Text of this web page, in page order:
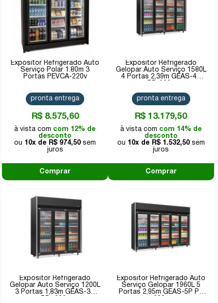
Expositor Refrigerado Auto
Serviço Polar 1.80m 3
Portas PEVCA-220v
R$ 8.575,60
com 12% de
desconto
10x de
R$ 974,50
pronta entrega
Comprar
Expositor Refrigerado
Gelopar Auto Serviço 1580L
4 Portas 2,39m GEAS-4P
R$ 13.179,50
com 14% de
desconto
10x de
R$ 1.532,50
pronta entrega
Comprar
Expositor Refrigerado
Gelopar Auto Serviço 1200L
3 Portas 1,83m GEAS-3P
Expositor Refrigerado Auto
Serviço Gelopar 1960L 5
Portas 2,95m GEAS-5P PR